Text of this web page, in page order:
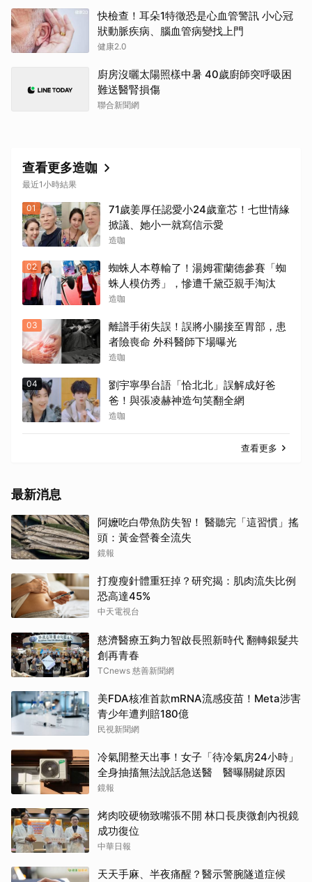
快檢查！耳朵1特徵恐是心血管警訊 小心冠
狀動脈疾病、腦血管病變找上門
健康2.0
廚房沒曬太陽照樣中暑 40歲廚師突呼吸困
難送醫腎損傷
聯合新聞網
查看更多造咖
最近1小時結果
01
71歲姜厚任認愛小24歲童芯！七世情緣
掀議、她小一就寫信示愛
造咖
02
蜘蛛人本尊輸了！湯姆霍蘭德參賽「蜘
蛛人模仿秀」，慘遭千黛亞親手淘汰
造咖
03
離譜手術失誤！誤將小腸接至胃部，患
者險喪命 外科醫師下場曝光
造咖
04
劉宇寧學台語「恰北北」誤解成好爸
爸！與張凌赫神造句笑翻全網
造咖
查看更多
最新消息
阿嬤吃白帶魚防失智！ 醫聽完「這習慣」搖
頭：黃金營養全流失
鏡報
打瘦瘦針體重狂掉？研究揭：肌肉流失比例
恐高達45%
中天電視台
慈濟醫療五夠力智啟長照新時代 翻轉銀髮共
創再青春
TCnews 慈善新聞網
美FDA核准首款mRNA流感疫苗！Meta涉害
青少年遭判賠180億
民視新聞網
冷氣開整天出事！女子「待冷氣房24小時」
全身抽搐無法說話急送醫 醫曝關鍵原因
鏡報
烤肉咬硬物致嘴張不開 林口長庚微創內視鏡
成功復位
中華日報
天天手麻、半夜痛醒？醫示警腕隧道症候